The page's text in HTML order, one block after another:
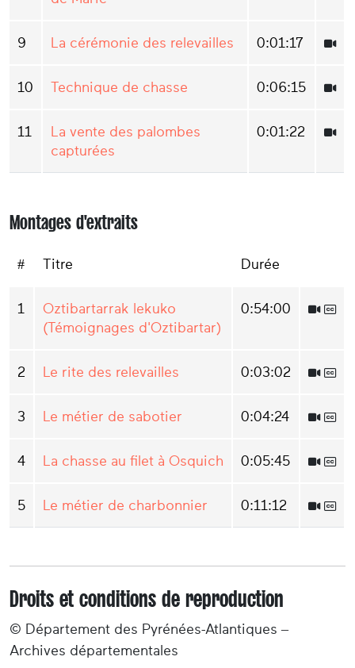
9 La cérémonie des relevailles 0:01:17
10 Technique de chasse 0:06:15
11
La vente des palombes
capturées
0:01:22
Montages d'extraits
# Titre Durée
1
Oztibartarrak lekuko
(Témoignages d'Oztibartar)
0:54:00
2 Le rite des relevailles 0:03:02
3 Le métier de sabotier 0:04:24
4 La chasse au filet à Osquich 0:05:45
5 Le métier de charbonnier 0:11:12
Droits et conditions de reproduction
© Département des Pyrénées-Atlantiques –
Archives départementales